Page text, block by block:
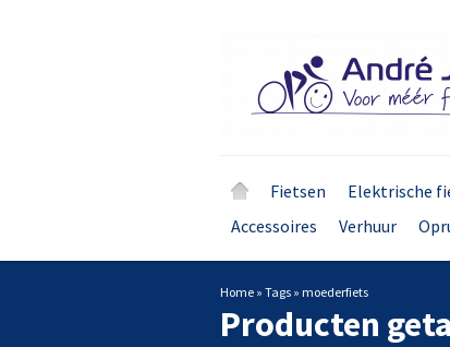
Fietsen Elektrische
Accessoires
Verhuur
Home » Tags » moederfiets
Producten